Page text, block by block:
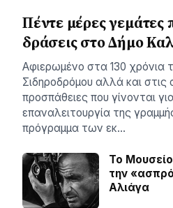
Πέντε μέρες γεμάτες
δράσεις στο Δήμο
Αφιερωμένο στα 130 χρόνια
Σιδηροδρόμου αλλά και στις
προσπάθειες που γίνονται
επαναλειτουργία της
πρόγραμμα των εκ…
Το
την
Αλιάγα